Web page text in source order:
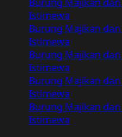
Hidupku
Bersama
Ibu
Tiri
Istimewa
Burung Majikan
Istimewa
Burung Majikan
Istimewa
Burung Majikan
Istimewa
Burung Majikan
Istimewa